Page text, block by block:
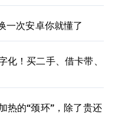
一次安卓你就懂了
化！买二手、借卡带、
热的“颈环”，除了贵还